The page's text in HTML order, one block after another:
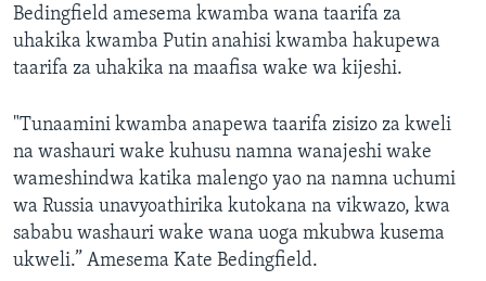
Bedingfield amesema kwamba wana taarifa za
uhakika kwamba Putin anahisi kwamba hakupewa
taarifa za uhakika na maafisa wake wa kijeshi.
"Tunaamini kwamba anapewa taarifa zisizo za kweli
na washauri wake kuhusu namna wanajeshi wake
wameshindwa katika malengo yao na namna uchumi
wa Russia unavyoathirika kutokana na vikwazo, kwa
sababu washauri wake wana uoga mkubwa kusema
ukweli.” Amesema Kate Bedingfield.